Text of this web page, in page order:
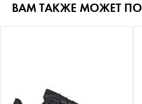
ВАМ ТАКЖЕ МОЖЕТ